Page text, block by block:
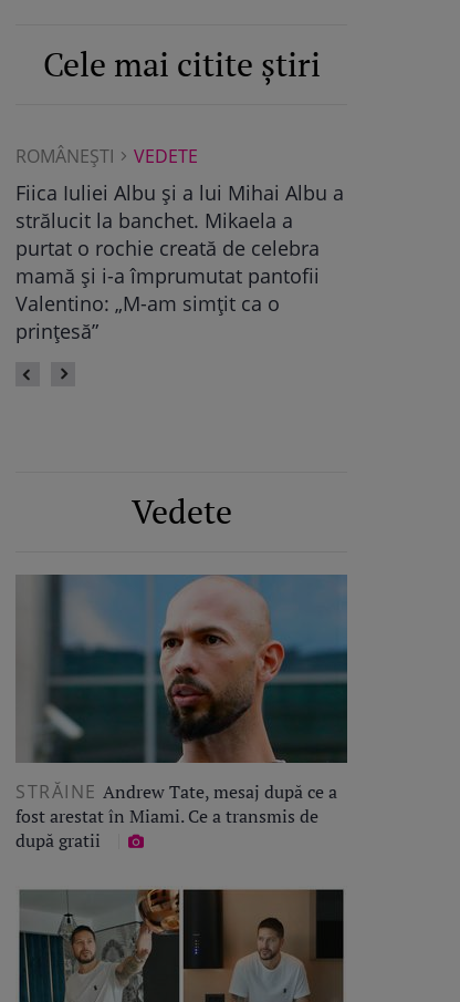
Cele mai citite știri
ROMÂNEŞTI VEDETE
Maya Castellano, show cu trupa de
dans. Cum și-a surprins Antonia
fiica: „Atât de mândră”
Vedete
STRĂINE Andrew Tate, mesaj după ce a
fost arestat în Miami. Ce a transmis de
după gratii